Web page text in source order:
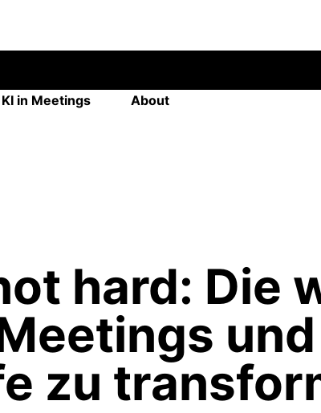
KI in Meetings About
hard: Die
und
zu